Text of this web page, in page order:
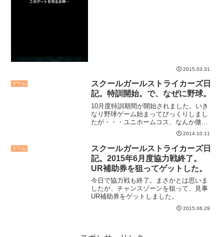
2015.03.31
ゲーム
スクールガールストライカーズ日
記。特訓開始。で、なぜに野球。
10月度特訓期間が開始されました。いき
なり野球ゲーム始まってびっくりしまし
たが・・・ユニホームコス、なんか微
2014.10.11
ゲーム
スクールガールストライカーズ日
記。2015年6月度協力戦終了。
UR補助券を狙ってゲットした。
今日で協力戦も終了。まさかとは思いま
したが、チャンスゾーンを狙って、見事
UR補助券をゲットしました。
2015.06.29